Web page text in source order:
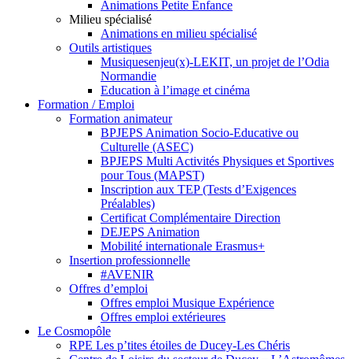
Animations Petite Enfance
Milieu spécialisé
Animations en milieu spécialisé
Outils artistiques
Musiquesenjeu(x)-LEKIT, un projet de l’Odia
Normandie
Education à l’image et cinéma
Formation / Emploi
Formation animateur
BPJEPS Animation Socio-Educative ou
Culturelle (ASEC)
BPJEPS Multi Activités Physiques et Sportives
pour Tous (MAPST)
Inscription aux TEP (Tests d’Exigences
Préalables)
Certificat Complémentaire Direction
DEJEPS Animation
Mobilité internationale Erasmus+
Insertion professionnelle
#AVENIR
Offres d’emploi
Offres emploi Musique Expérience
Offres emploi extérieures
Le Cosmopôle
RPE Les p’tites étoiles de Ducey-Les Chéris